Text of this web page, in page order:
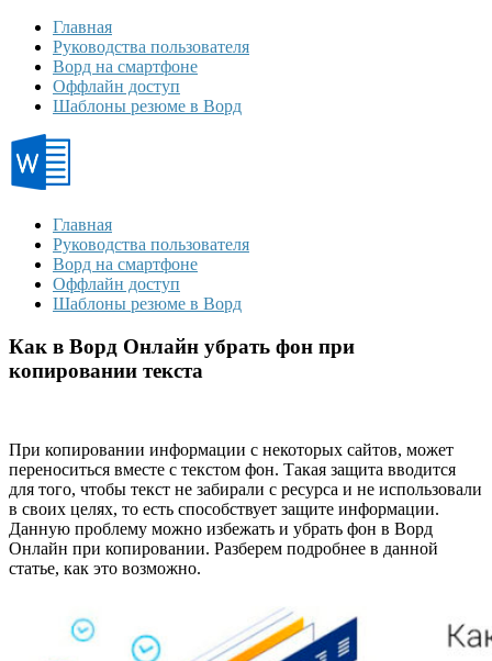
Главная
Руководства пользователя
Ворд на смартфоне
Оффлайн доступ
Шаблоны резюме в Ворд
Главная
Руководства пользователя
Ворд на смартфоне
Оффлайн доступ
Шаблоны резюме в Ворд
Как в Ворд Онлайн убрать фон при
копировании текста
При копировании информации с некоторых сайтов, может
переноситься вместе с текстом фон. Такая защита вводится
для того, чтобы текст не забирали с ресурса и не использовали
в своих целях, то есть способствует защите информации.
Данную проблему можно избежать и убрать фон в Ворд
Онлайн при копировании. Разберем подробнее в данной
статье, как это возможно.